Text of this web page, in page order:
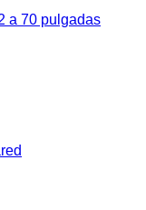
a 70 pulgadas